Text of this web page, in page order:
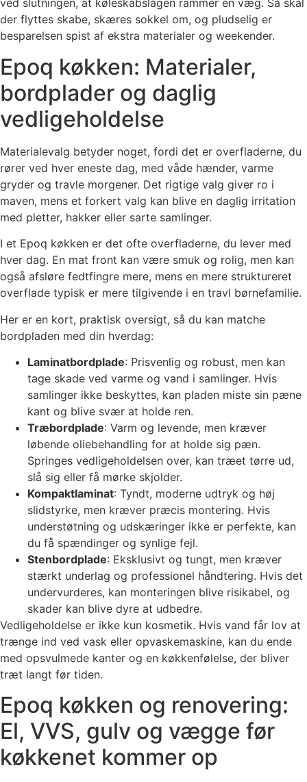
ved slutningen, at køleskabslågen rammer en væg. Så skal
der flyttes skabe, skæres sokkel om, og pludselig er
besparelsen spist af ekstra materialer og weekender.
Epoq køkken: Materialer,
bordplader og daglig
vedligeholdelse
Materialevalg betyder noget, fordi det er overfladerne, du
rører ved hver eneste dag, med våde hænder, varme
gryder og travle morgener. Det rigtige valg giver ro i
maven, mens et forkert valg kan blive en daglig irritation
med pletter, hakker eller sarte samlinger.
I et Epoq køkken er det ofte overfladerne, du lever med
hver dag. En mat front kan være smuk og rolig, men kan
også afsløre fedtfingre mere, mens en mere struktureret
overflade typisk er mere tilgivende i en travl børnefamilie.
Her er en kort, praktisk oversigt, så du kan matche
bordpladen med din hverdag:
Laminatbordplade: Prisvenlig og robust, men kan
tage skade ved varme og vand i samlinger. Hvis
samlinger ikke beskyttes, kan pladen miste sin pæne
kant og blive svær at holde ren.
Træbordplade: Varm og levende, men kræver
løbende oliebehandling for at holde sig pæn.
Springes vedligeholdelsen over, kan træet tørre ud,
slå sig eller få mørke skjolder.
Kompaktlaminat: Tyndt, moderne udtryk og høj
slidstyrke, men kræver præcis montering. Hvis
understøtning og udskæringer ikke er perfekte, kan
du få spændinger og synlige fejl.
Stenbordplade: Eksklusivt og tungt, men kræver
stærkt underlag og professionel håndtering. Hvis det
undervurderes, kan monteringen blive risikabel, og
skader kan blive dyre at udbedre.
Vedligeholdelse er ikke kun kosmetik. Hvis vand får lov at
trænge ind ved vask eller opvaskemaskine, kan du ende
med opsvulmede kanter og en køkkenfølelse, der bliver
træt langt før tiden.
Epoq køkken og renovering:
El, VVS, gulv og vægge før
køkkenet kommer op